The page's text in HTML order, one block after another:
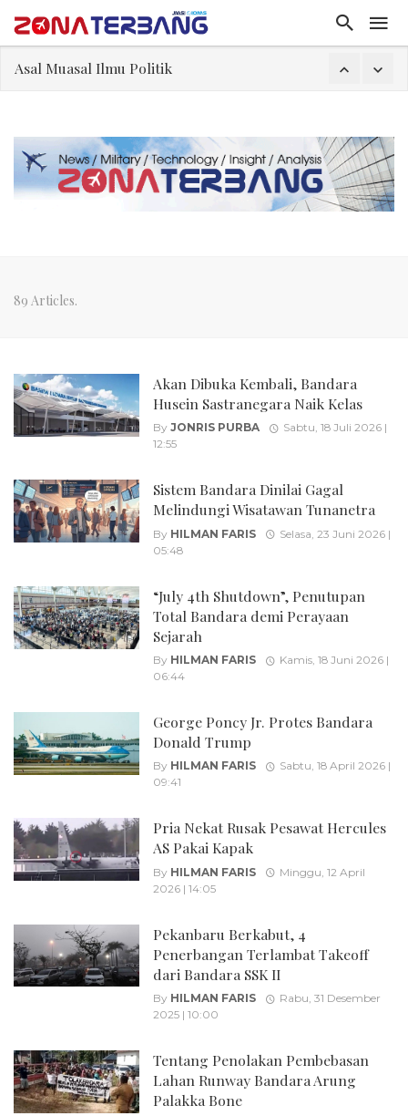
Asal Muasal Ilmu Politik
FWK: Presiden dan Masyarakat Perlu Gunakan Bahasa yang Santun
Dua Pesawat Nyaris Tabrakan di Haneda
Kedutaan Palestina Gelar Aksi Kerja Sukarela di Menteng sebagai Bentuk Terima Kasih kepada Indonesia
89 Articles.
Akan Dibuka Kembali, Bandara
Husein Sastranegara Naik Kelas
By JONRIS PURBA
Sabtu, 18 Juli 2026 |
12:55
Sistem Bandara Dinilai Gagal
Melindungi Wisatawan Tunanetra
By HILMAN FARIS
Selasa, 23 Juni 2026 |
05:48
“July 4th Shutdown”, Penutupan
Total Bandara demi Perayaan
Sejarah
By HILMAN FARIS
Kamis, 18 Juni 2026 |
06:44
George Poncy Jr. Protes Bandara
Donald Trump
By HILMAN FARIS
Sabtu, 18 April 2026 |
09:41
Pria Nekat Rusak Pesawat Hercules
AS Pakai Kapak
By HILMAN FARIS
Minggu, 12 April
2026 | 14:05
Pekanbaru Berkabut, 4
Penerbangan Terlambat Takeoff
dari Bandara SSK II
By HILMAN FARIS
Rabu, 31 Desember
2025 | 10:00
Tentang Penolakan Pembebasan
Lahan Runway Bandara Arung
Palakka Bone